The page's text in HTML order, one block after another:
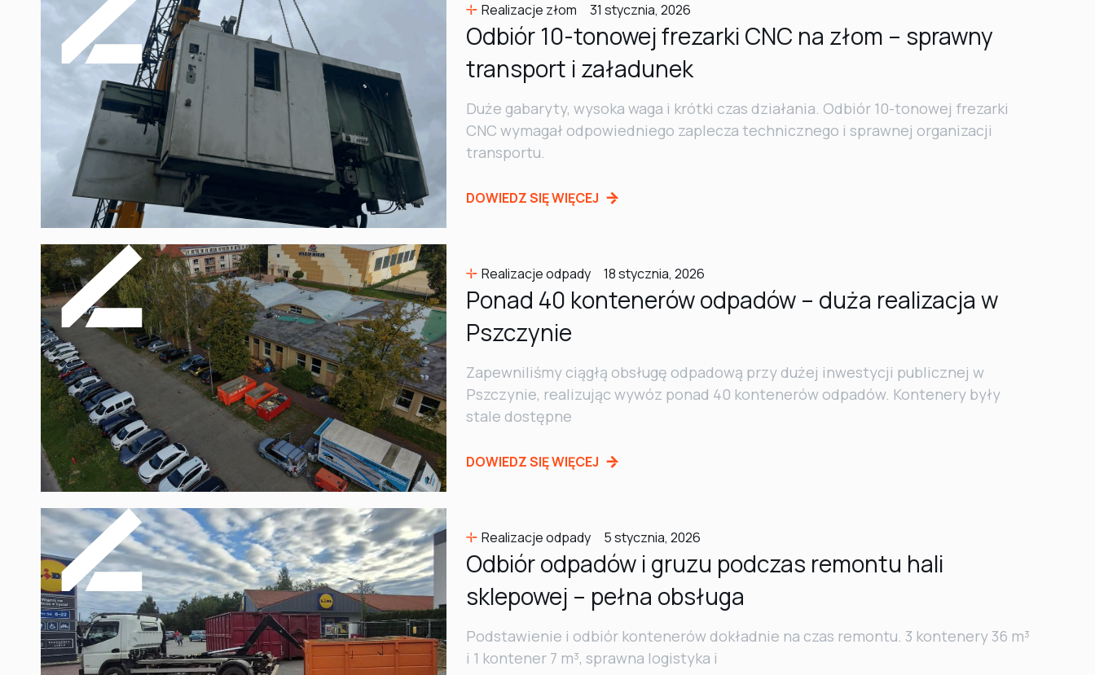
Realizacje złom 31 stycznia, 2026
Odbiór 10-tonowej frezarki CNC na złom – sprawny
transport i załadunek
Duże gabaryty, wysoka waga i krótki czas działania. Odbiór 10-tonowej frezarki
CNC wymagał odpowiedniego zaplecza technicznego i sprawnej organizacji
transportu.
DOWIEDZ SIĘ WIĘCEJ
Realizacje odpady 18 stycznia, 2026
Ponad 40 kontenerów odpadów – duża realizacja w
Pszczynie
Zapewniliśmy ciągłą obsługę odpadową przy dużej inwestycji publicznej w
Pszczynie, realizując wywóz ponad 40 kontenerów odpadów. Kontenery były
stale dostępne
DOWIEDZ SIĘ WIĘCEJ
Realizacje odpady 5 stycznia, 2026
Odbiór odpadów i gruzu podczas remontu hali
sklepowej – pełna obsługa
Podstawienie i odbiór kontenerów dokładnie na czas remontu. 3 kontenery 36 m³
i 1 kontener 7 m³, sprawna logistyka i